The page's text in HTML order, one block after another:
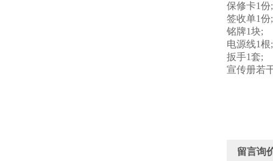
保修卡1份;
签收单1份;
铭牌1块;
电源线1根;
扳手1套;
宣传册若
留言询